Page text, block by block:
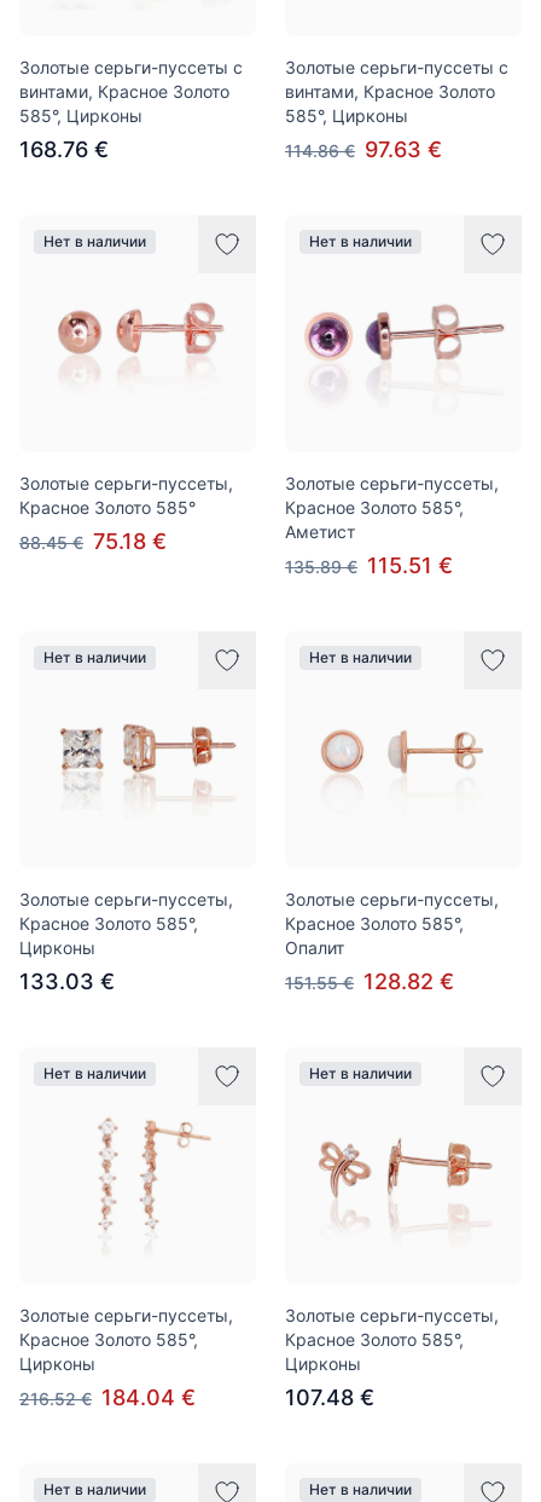
Золотые серьги-пуссеты с
винтами, Красное Золото
585°, Цирконы
168.76 €
Золотые серьги-пуссеты с
винтами, Красное Золото
585°, Цирконы
114.86 € 97.63 €
Нет в наличии
Золотые серьги-пуссеты,
Красное Золото 585°
88.45 € 75.18 €
Нет в наличии
Золотые серьги-пуссеты,
Красное Золото 585°,
Аметист
135.89 € 115.51 €
Нет в наличии
Золотые серьги-пуссеты,
Красное Золото 585°,
Цирконы
133.03 €
Нет в наличии
Золотые серьги-пуссеты,
Красное Золото 585°,
Опалит
151.55 € 128.82 €
Нет в наличии
Золотые серьги-пуссеты,
Красное Золото 585°,
Цирконы
216.52 € 184.04 €
Нет в наличии
Золотые серьги-пуссеты,
Красное Золото 585°,
Цирконы
107.48 €
Нет в наличии Нет в наличии